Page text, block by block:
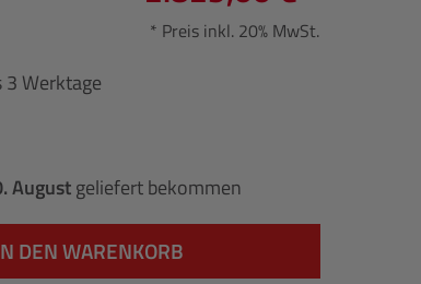
* Preis inkl. 20% MwSt.
Werktage
Augustgeliefert bekommen
DEN WARENKORB